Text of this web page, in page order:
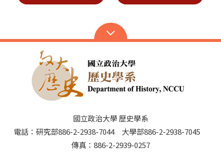
國立政治大學 歷史學系
電話：研究部886-2-2938-7044 大學部886-2-2938-7045
傳真：886-2-2939-0257